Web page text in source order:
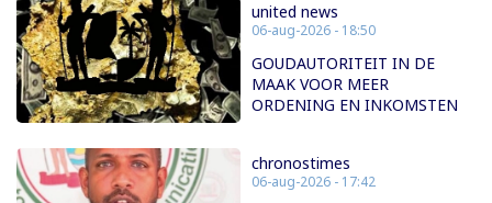
united news
06-aug-2026 - 18:50
GOUDAUTORITEIT IN DE
MAAK VOOR MEER
ORDENING EN INKOMSTEN
chronostimes
06-aug-2026 - 17:42